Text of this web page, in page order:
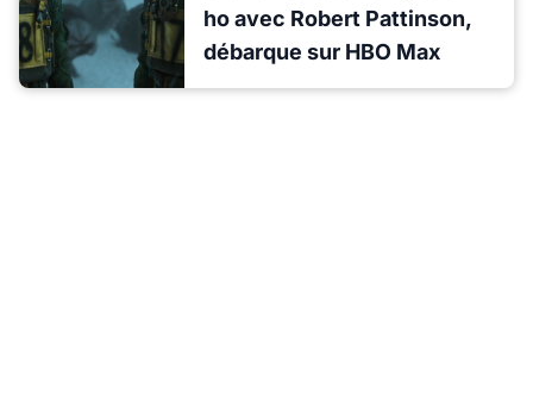
ho avec Robert Pattinson,
débarque sur HBO Max